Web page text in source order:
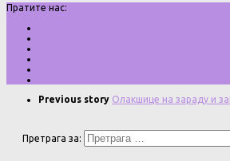
Пратите нас:
Previous story Олакшице на зараду и
Претрага за: